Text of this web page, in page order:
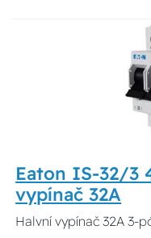
Eaton IS-32/3
vypínač 32A
Halvní vypínač 32A 3-